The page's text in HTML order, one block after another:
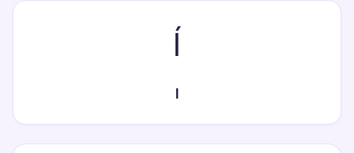
ĺ
l